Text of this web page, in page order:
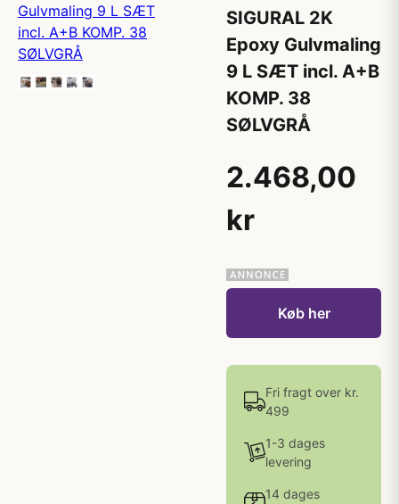
SIGURAL 2K
Epoxy Gulvmaling
9 L SÆT incl. A+B
KOMP. 38
SØLVGRÅ
2.468,00
kr
Køb her
Fri fragt over kr.
499
1-3 dages
levering
14 dages